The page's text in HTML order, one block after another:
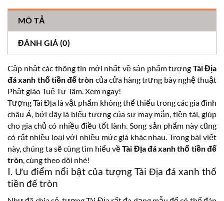
MÔ TẢ
ĐÁNH GIÁ (0)
Cập nhật các thông tin mới nhất về sản phẩm tượng Tài Địa
đá xanh thố tiền đế tròn của cửa hàng trưng bày nghệ thuật
Phật giáo Tuệ Tự Tâm. Xem ngay!
Tượng Tài Địa là vật phẩm không thể thiếu trong các gia đình
châu Á, bởi đây là biểu tượng của sự may mắn, tiền tài, giúp
cho gia chủ có nhiều điều tốt lành. Song sản phẩm này cũng
có rất nhiều loại với nhiều mức giá khác nhau. Trong bài viết
này, chúng ta sẽ cùng tìm hiểu vềTài Địa đá xanh thố tiền đế
tròn, cùng theo dõi nhé!
I. Ưu điểm nổi bật của tượng Tài Địa đá xanh thố
tiền đế tròn